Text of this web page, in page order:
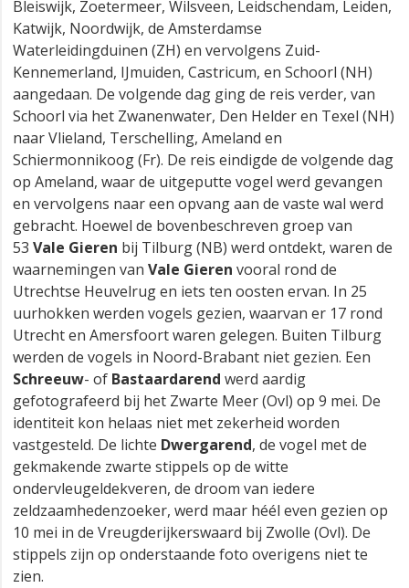
Bleiswijk, Zoetermeer, Wilsveen, Leidschendam, Leiden,
Katwijk, Noordwijk, de Amsterdamse
Waterleidingduinen (ZH) en vervolgens Zuid-
Kennemerland, IJmuiden, Castricum, en Schoorl (NH)
aangedaan. De volgende dag ging de reis verder, van
Schoorl via het Zwanenwater, Den Helder en Texel (NH)
naar Vlieland, Terschelling, Ameland en
Schiermonnikoog (Fr). De reis eindigde de volgende dag
op Ameland, waar de uitgeputte vogel werd gevangen
en vervolgens naar een opvang aan de vaste wal werd
gebracht. Hoewel de bovenbeschreven groep van
53 Vale Gieren bij Tilburg (NB) werd ontdekt, waren de
waarnemingen van Vale Gieren vooral rond de
Utrechtse Heuvelrug en iets ten oosten ervan. In 25
uurhokken werden vogels gezien, waarvan er 17 rond
Utrecht en Amersfoort waren gelegen. Buiten Tilburg
werden de vogels in Noord-Brabant niet gezien. Een
Schreeuw- of Bastaardarend werd aardig
gefotografeerd bij het Zwarte Meer (Ovl) op 9 mei. De
identiteit kon helaas niet met zekerheid worden
vastgesteld. De lichte Dwergarend, de vogel met de
gekmakende zwarte stippels op de witte
ondervleugeldekveren, de droom van iedere
zeldzaamhedenzoeker, werd maar héél even gezien op
10 mei in de Vreugderijkerswaard bij Zwolle (Ovl). De
stippels zijn op onderstaande foto overigens niet te
zien.